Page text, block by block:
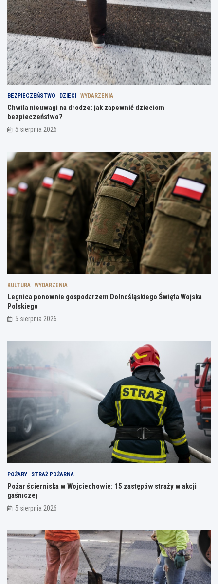
BEZPIECZEŃSTWO DZIECI WYDARZENIA
Chwila nieuwagi na drodze: jak zapewnić dzieciom
bezpieczeństwo?
5 sierpnia 2026
KULTURA WYDARZENIA
Legnica ponownie gospodarzem Dolnośląskiego Święta Wojska
Polskiego
5 sierpnia 2026
POŻARY STRAŻ POŻARNA
Pożar ścierniska w Wojciechowie: 15 zastępów straży w akcji
gaśniczej
5 sierpnia 2026